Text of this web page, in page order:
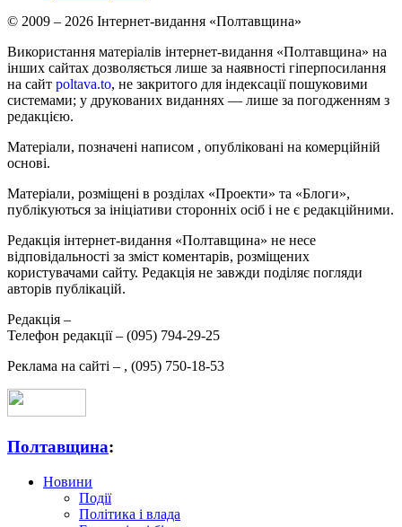
© 2009 – 2026 Інтернет-видання «Полтавщина»
Використання матеріалів інтернет-видання «Полтавщина» на
інших сайтах дозволяється лише за наявності гіперпосилання
на сайт poltava.to, не закритого для індексації пошуковими
системами; у друкованих виданнях — лише за погодженням з
редакцією.
Матеріали, позначені написом , опубліковані на комерційній
основі.
Матеріали, розміщені в розділах «Проекти» та «Блоги»,
публікуються за ініціативи сторонніх осіб і не є редакційними.
Редакція інтернет-видання «Полтавщина» не несе
відповідальності за зміст коментарів, розміщених
користувачами сайту. Редакція не завжди поділяє погляди
авторів публікацій.
Редакція –
Телефон редакції – (095) 794-29-25
Реклама на сайті – , (095) 750-18-53
Полтавщина:
Новини
Події
Політика і влада